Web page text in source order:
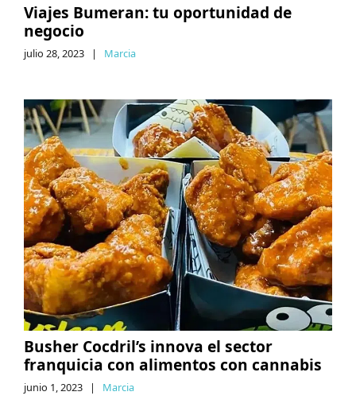
Viajes Bumeran: tu oportunidad de
negocio
julio 28, 2023 | Marcia
Busher Cocdril’s innova el sector
franquicia con alimentos con cannabis
junio 1, 2023 | Marcia